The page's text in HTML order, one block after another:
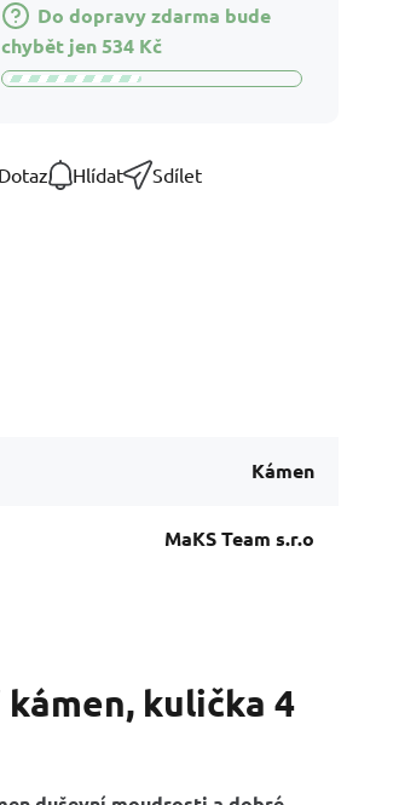
Do dopravy zdarma bude
chybět jen 534 Kč
Dotaz Hlídat Sdílet
Kámen
MaKS Team s.r.o
kulička 4